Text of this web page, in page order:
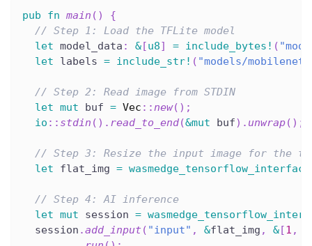
pub fn main ( )
{
// Step 1: Load the TFLite model
let model_data : &[u8] = include_bytes! (
let labels = include_str! ( "models/
// Step 2: Read image from STDIN
let mut buf = Vec ::new( ) ;
io :: stdin ( ) . read_to_end(&mut buf) . unwrap( ) ;
// Step 3: Resize the input image for the
let flat_img = wasmedge_tensorflow_interface
// Step 4: AI inference
let mut session =
  session
.add_input ( "input" , &flat_img , &[1 ,